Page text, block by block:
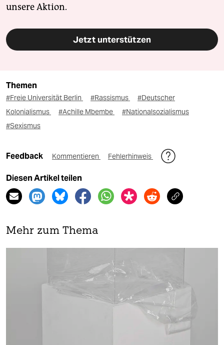
unsere Aktion.
Jetzt unterstützen
Themen
#Freie Universität Berlin #Rassismus
#Deutscher
Kolonialismus
#Achille Mbembe
#Nationalsozialismus
#Sexismus
Feedback Kommentieren Fehlerhinweis
Diesen Artikel teilen
Mehr zum Thema